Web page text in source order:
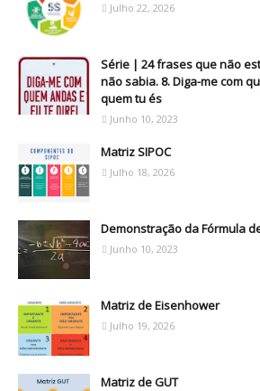
Julho 22, 2026
Série | 24 frases que não
não sabia. 8. Diga-me com
quem tu és
Junho 10, 2023
Matriz SIPOC
Julho 18, 2026
Demonstração da Fórmula
Junho 10, 2023
Matriz de Eisenhower
Julho 19, 2026
Matriz de GUT